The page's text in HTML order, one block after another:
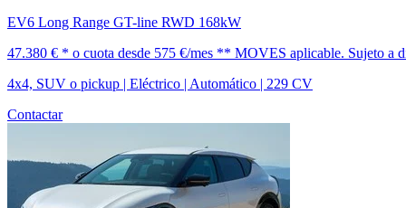
EV6 Long Range GT-line RWD 168kW
47.380 € * o cuota desde 575 €/mes ** MOVES aplicable. Sujeto a
4x4, SUV o pickup | Eléctrico | Automático | 229 CV
Contactar